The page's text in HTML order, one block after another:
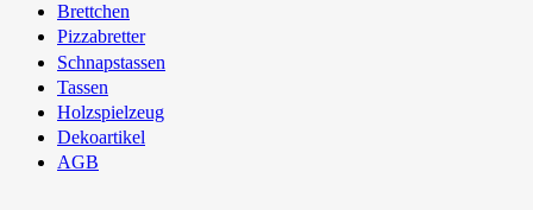
Brettchen
Pizzabretter
Schnapstassen
Tassen
Holzspielzeug
Dekoartikel
AGB